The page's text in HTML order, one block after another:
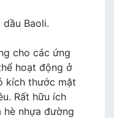
dầu Baoli.
cho các ứng
hoạt động ở
kích thước mặt
Rất hữu ích
hè nhựa đường